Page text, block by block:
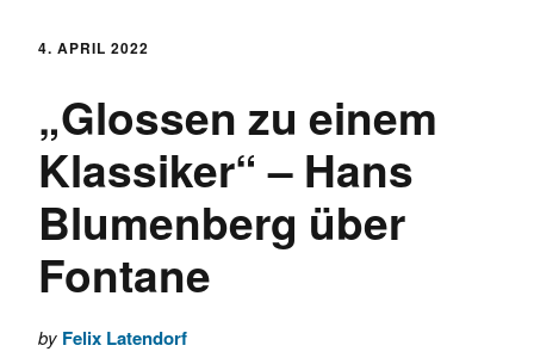
4. APRIL 2022
„Glossen zu einem
Klassiker“ – Hans
Blumenberg über
Fontane
by Felix Latendorf